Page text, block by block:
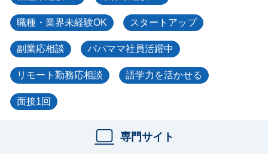
職種・業界未経験OK スタートアップ
副業応相談 パパママ社員活躍中
リモート勤務応相談 語学力を活かせる
面接1回
専門サイト